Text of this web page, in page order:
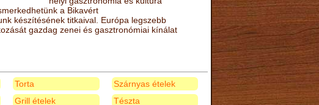
a Bikavért
készítésének titkaival. Európa legszebb
gazdag zenei és gasztronómiai kínálat
Torta
Grill ételek
Szárnyas ételek
Tészta